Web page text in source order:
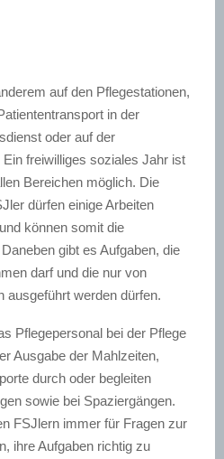
auf den Pflegestationen,
in der
oder auf der
freiwilliges soziales Jahr ist
Bereichen möglich. Die
dürfen einige Arbeiten
können somit die
gibt es Aufgaben, die
darf und die nur von
ausgeführt werden dürfen.
Pflegepersonal bei der Pflege
Ausgabe der Mahlzeiten,
durch oder begleiten
sowie bei Spaziergängen.
FSJlern immer für Fragen zur
ihre Aufgaben richtig zu